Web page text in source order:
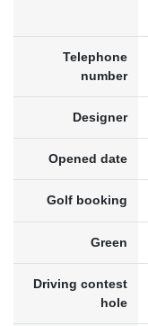
Telephone
number
Designer
Opened date
Golf booking
Green
Driving contest
hole